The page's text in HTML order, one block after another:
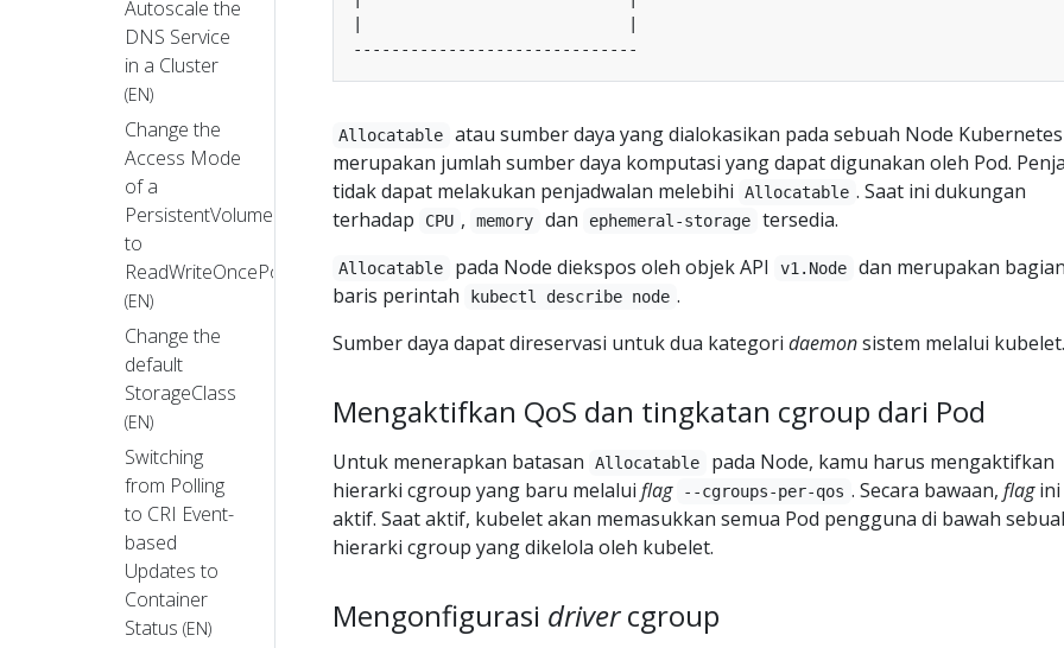
Autoscale the
DNS Service
in a Cluster
(EN)
Change the
Access Mode
of a
PersistentVolume
to
ReadWriteOncePod
(EN)
Change the
default
StorageClass
(EN)
Switching
from Polling
to CRI Event-
based
Updates to
Container
Status (EN)
Allocatable
atau sumber daya yang dialokasikan pada sebuah Node Kubernetes
merupakan jumlah sumber daya komputasi yang dapat digunakan oleh Pod.
tidak dapat melakukan penjadwalan melebihi
Allocatable . Saat ini dukungan
terhadap
CPU , memory dan ephemeral-storage tersedia.
Allocatable pada Node diekspos oleh objek API v1.Node
dan merupakan
baris perintah
kubectl describe node .
Sumber daya dapat direservasi untuk dua kategori daemonsistem melalui kubelet.
Mengaktifkan QoS dan tingkatan cgroup dari Pod
Untuk menerapkan batasan Allocatable
pada Node, kamu harus mengaktifkan
hierarki cgroup yang baru melalui flag --cgroups-per-qos . Secara bawaan, flagini
aktif. Saat aktif, kubelet akan memasukkan semua Pod pengguna di bawah
hierarki cgroup yang dikelola oleh kubelet.
Mengonfigurasi drivercgroup